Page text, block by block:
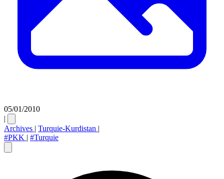
05/01/2010
|
Archives | Turquie-Kurdistan |
#PKK | #Turquie